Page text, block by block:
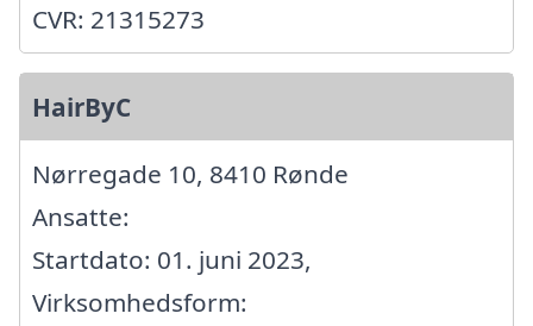
CVR: 21315273
HairByC
Nørregade 10, 8410 Rønde
Ansatte:
Startdato: 01. juni 2023,
Virksomhedsform: